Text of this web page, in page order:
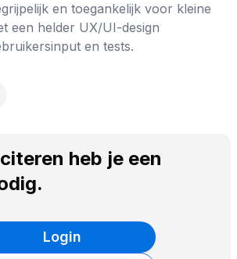
en toegankelijk voor kleine
een helder UX/UI-design
en tests.
heb je een
Login